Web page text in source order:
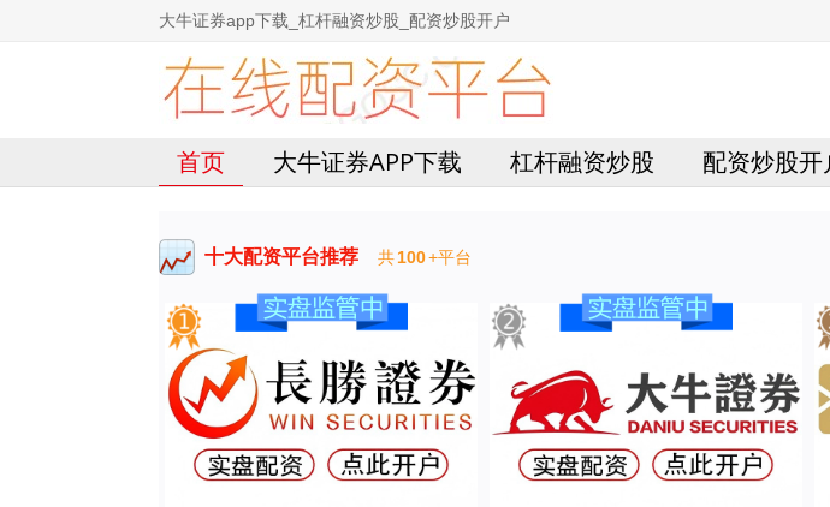
大牛证券app下载_杠杆融资炒股_配资炒股开户
首页 大牛证券APP下载 杠杆融资炒股 配资炒股开
十大配资平台推荐 共100+平台